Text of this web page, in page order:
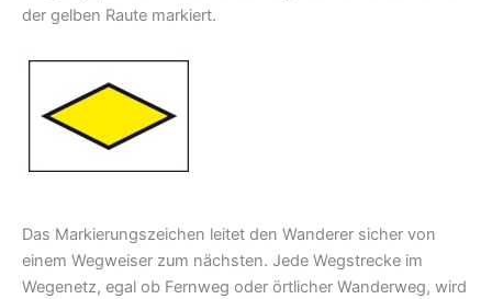
der gelben Raute markiert.
Das Markierungszeichen leitet den Wanderer sicher von
einem Wegweiser zum nächsten. Jede Wegstrecke im
Wegenetz, egal ob Fernweg oder örtlicher Wanderweg, wird